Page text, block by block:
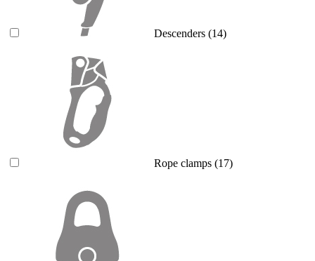
Descenders (14)
Rope clamps (17)